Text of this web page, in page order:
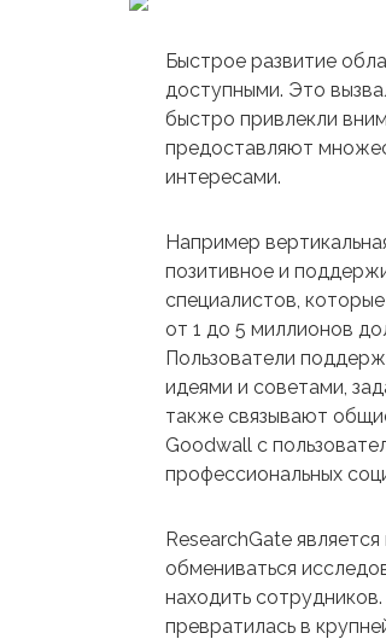
Быстрое развитие
доступными. Это
быстро привлекли
предоставляют
интересами.
Например
позитивное и
специалистов,
от 1 до 5 миллионов
Пользователи
идеями и советами,
также связывают
Goodwall с
профессиональных
ResearchGate
обмениваться
находить
превратилась в